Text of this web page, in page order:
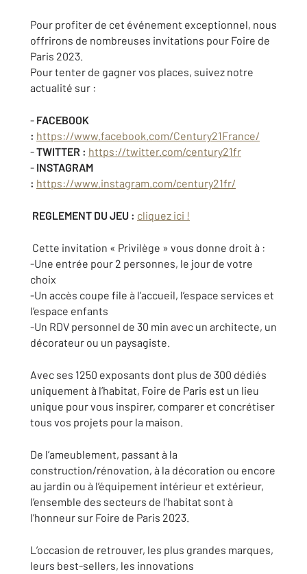
Pour profiter de cet événement exceptionnel, nous
offrirons de nombreuses invitations pour Foire de
Paris 2023.
Pour tenter de gagner vos places, suivez notre
actualité sur :
- FACEBOOK
: https://www.facebook.com/Century21France/
-TWITTER : https://twitter.com/century21fr
- INSTAGRAM
: https://www.instagram.com/century21fr/
REGLEMENT DU JEU : cliquez ici !
Cette invitation « Privilège » vous donne droit à :
-Une entrée pour 2 personnes, le jour de votre
choix
-Un accès coupe file à l’accueil, l’espace services et
l’espace enfants
-Un RDV personnel de 30 min avec un architecte, un
décorateur ou un paysagiste.
Avec ses 1250 exposants dont plus de 300 dédiés
uniquement à l’habitat, Foire de Paris est un lieu
unique pour vous inspirer, comparer et concrétiser
tous vos projets pour la maison.
De l’ameublement, passant à la
construction/rénovation, à la décoration ou encore
au jardin ou à l’équipement intérieur et extérieur,
l’ensemble des secteurs de l’habitat sont à
l’honneur sur Foire de Paris 2023.
L’occasion de retrouver, les plus grandes marques,
leurs best-sellers, les innovations